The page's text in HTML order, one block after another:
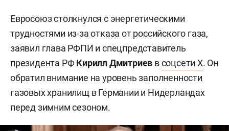
Евросоюз столкнулся с энергетическими
трудностями из-за отказа от российского газа,
заявил глава РФПИ и спецпредставитель
президента РФКирилл Дмитриев всоцсети X. Он
обратил внимание на уровень заполненности
газовых хранилищ в Германии и Нидерландах
перед зимним сезоном.